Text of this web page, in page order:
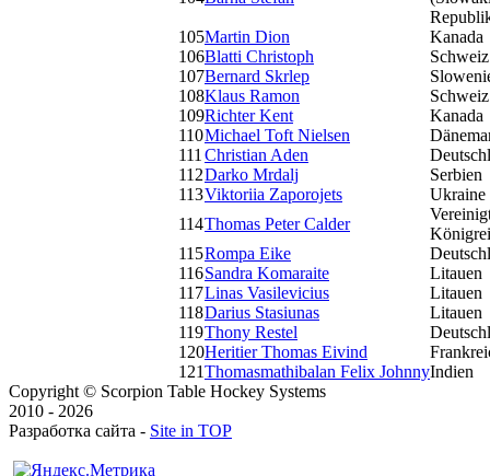
105Martin Dion
Kanada
106Blatti Christoph
Schweiz
107Bernard Skrlep
108Klaus Ramon
Schweiz
109Richter Kent
Kanada
110Michael Toft Nielsen
111 Christian Aden
112Darko Mrdalj
Serbien
113Viktoriia Zaporojets
Ukraine
114Thomas Peter Calder
115Rompa Eike
116Sandra Komaraite
Litauen
117Linas Vasilevicius
Litauen
118Darius Stasiunas
Litauen
119Thony Restel
120Heritier Thomas Eivind
121Thomasmathibalan Felix JohnnyIndien
Copyright © Scorpion Table Hockey Systems
2010 - 2026
Разработка сайта - Site in TOP